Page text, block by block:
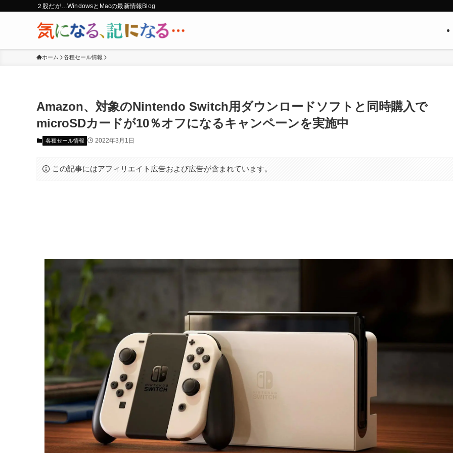
２股だが…WindowsとMacの最新情報Blog
ホーム 各種セール情報
Amazon、対象のNintendo Switch用ダウンロードソフトと同時購入で
microSDカードが10％オフになるキャンペーンを実施中
各種セール情報 2022年3月1日
この記事にはアフィリエイト広告および広告が含まれています。